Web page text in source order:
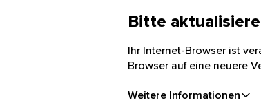
Bitte
Ihr Internet-Browser ist
Browser auf eine neuere
Weitere Informationen